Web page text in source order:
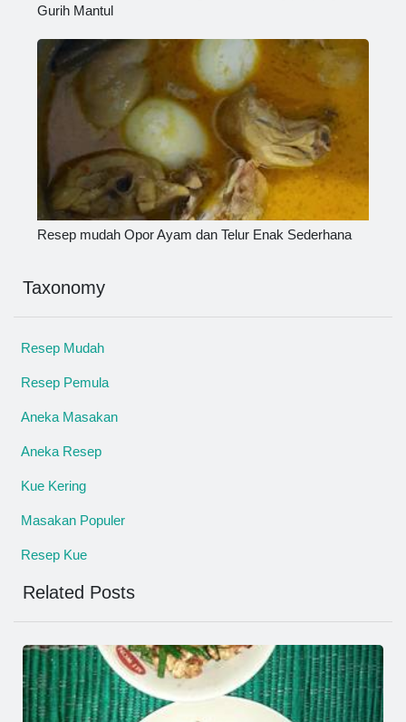
Gurih Mantul
Resep mudah Opor Ayam dan Telur Enak Sederhana
Taxonomy
Resep Mudah
Resep Pemula
Aneka Masakan
Aneka Resep
Kue Kering
Masakan Populer
Resep Kue
Related Posts